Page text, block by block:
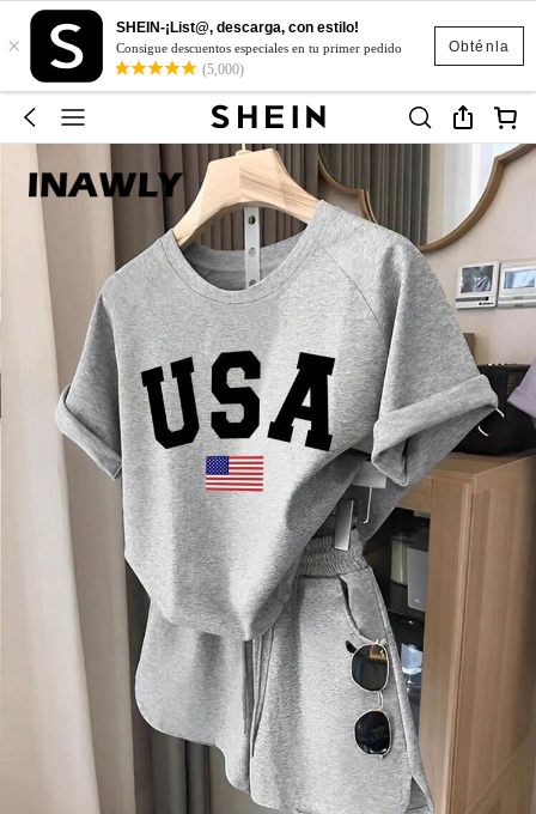
Obténla
×
SHEIN-¡List@, descarga, con estilo!
Consigue descuentos especiales en tu primer pedido
(5,000)